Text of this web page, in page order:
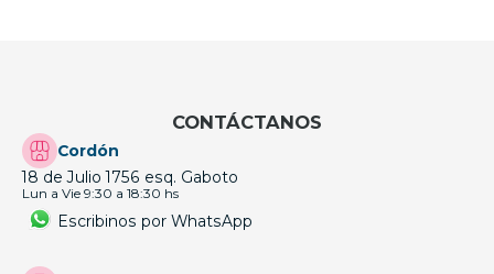
CONTÁCTANOS
Cordón
18 de Julio 1756 esq. Gaboto
Lun a Vie 9:30 a 18:30 hs
Escribinos por WhatsApp